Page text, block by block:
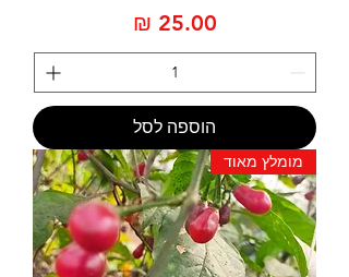
מחיר
הוספה לסל
מומלץ מאוד